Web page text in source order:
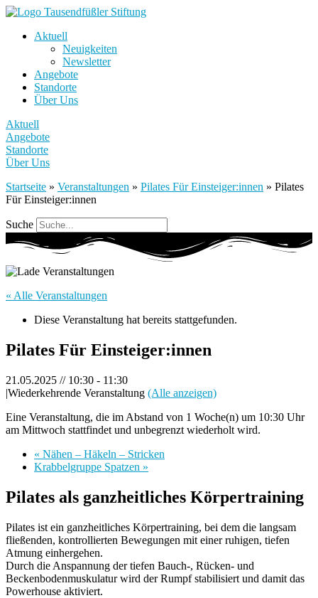
Aktuell
Neuigkeiten
Newsletter
Angebote
Standorte
Über Uns
Aktuell
Angebote
Standorte
Über Uns
Startseite » Veranstaltungen » Pilates Für Einsteiger:innen » Pilates
Für Einsteiger:innen
Suche
« Alle Veranstaltungen
Diese Veranstaltung hat bereits stattgefunden.
Pilates Für Einsteiger:innen
21.05.2025 // 10:30 - 11:30
|Wiederkehrende Veranstaltung (Alle anzeigen)
Eine Veranstaltung, die im Abstand von 1 Woche(n) um 10:30 Uhr
am Mittwoch stattfindet und unbegrenzt wiederholt wird.
« Nähen – Häkeln – Stricken
Krabbelgruppe Spatzen »
Pilates als ganzheitliches Körpertraining
Pilates ist ein ganzheitliches Körpertraining, bei dem die langsam
fließenden, kontrollierten Bewegungen mit einer ruhigen, tiefen
Atmung einhergehen.
Durch die Anspannung der tiefen Bauch-, Rücken- und
Beckenbodenmuskulatur wird der Rumpf stabilisiert und damit das
Powerhouse aktiviert.